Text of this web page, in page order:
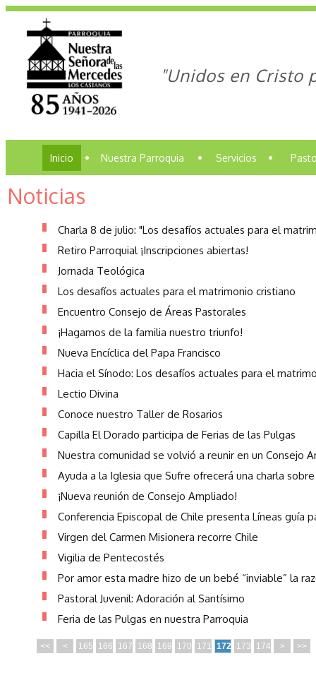
"Unidos en Cristo
Inicio • Nuestra Parroquia • Servicios •
Noticias
Charla 8 de julio: "Los desafíos actuales para el
Retiro Parroquial ¡Inscripciones abiertas!
Jornada Teológica
Los desafíos actuales para el matrimonio cristiano
Encuentro Consejo de Áreas Pastorales
¡Hagamos de la familia nuestro triunfo!
Nueva Encíclica del Papa Francisco
Hacia el Sínodo: Los desafíos actuales para el
Lectio Divina
Conoce nuestro Taller de Rosarios
Capilla El Dorado participa de Ferias de las Pulgas
Nuestra comunidad se volvió a reunir en un Consejo
Ayuda a la Iglesia que Sufre ofrecerá una charla
¡Nueva reunión de Consejo Ampliado!
Conferencia Episcopal de Chile presenta Líneas guía
Virgen del Carmen Misionera recorre Chile
Vigilia de Pentecostés
Por amor esta madre hizo de un bebé “inviable” la
Pastoral Juvenil: Adoración al Santísimo
Feria de las Pulgas en nuestra Parroquia
<< < 165 166 167 168 169 170 171 172 173 174 > >>